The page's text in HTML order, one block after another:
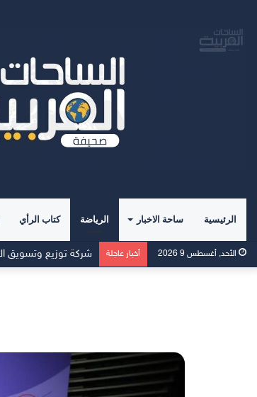
الرئيسية ساحة الاخبار الرياضة كتاب الرأي
الأحد, أغسطس 9 2026 أخبار عاجلة